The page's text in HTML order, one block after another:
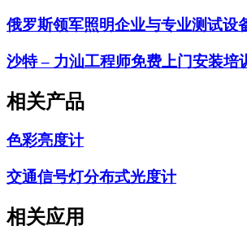
俄罗斯领军照明企业与专业测试设
沙特 – 力汕工程师免费上门安装
相关产品
色彩亮度计
交通信号灯分布式光度计
相关应用